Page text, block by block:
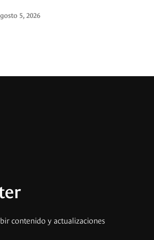
5, 2026
contenido y actualizaciones